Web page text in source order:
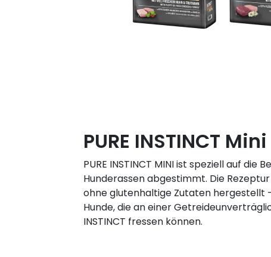
PURE INSTINCT Mini
PURE INSTINCT MINI ist speziell auf die
Hunderassen abgestimmt. Die
ohne glutenhaltige Zutaten hergestellt
Hunde, die an einer
INSTINCT fressen können.